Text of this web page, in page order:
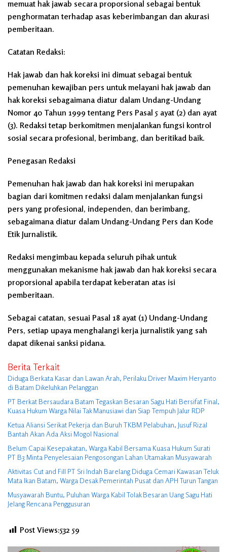
memuat hak jawab secara proporsional sebagai bentuk
penghormatan terhadap asas keberimbangan dan akurasi
pemberitaan.
Catatan Redaksi:
Hak jawab dan hak koreksi ini dimuat sebagai bentuk
pemenuhan kewajiban pers untuk melayani hak jawab dan
hak koreksi sebagaimana diatur dalam Undang-Undang
Nomor 40 Tahun 1999 tentang Pers Pasal 5 ayat (2) dan ayat
(3). Redaksi tetap berkomitmen menjalankan fungsi kontrol
sosial secara profesional, berimbang, dan beritikad baik.
Penegasan Redaksi
Pemenuhan hak jawab dan hak koreksi ini merupakan
bagian dari komitmen redaksi dalam menjalankan fungsi
pers yang profesional, independen, dan berimbang,
sebagaimana diatur dalam Undang-Undang Pers dan Kode
Etik Jurnalistik.
Redaksi mengimbau kepada seluruh pihak untuk
menggunakan mekanisme hak jawab dan hak koreksi secara
proporsional apabila terdapat keberatan atas isi
pemberitaan.
Sebagai catatan, sesuai Pasal 18 ayat (1) Undang-Undang
Pers, setiap upaya menghalangi kerja jurnalistik yang sah
dapat dikenai sanksi pidana.
Berita Terkait
Diduga Berkata Kasar dan Lawan Arah, Perilaku Driver Maxim Heryanto
di Batam Dikeluhkan Pelanggan
PT Berkat Bersaudara Batam Tegaskan Besaran Sagu Hati Bersifat Final,
Kuasa Hukum Warga Nilai Tak Manusiawi dan Siap Tempuh Jalur RDP
Ketua Aliansi Serikat Pekerja dan Buruh TKBM Pelabuhan, Jusuf Rizal
Bantah Akan Ada Aksi Mogol Nasional
Belum Capai Kesepakatan, Warga Kabil Bersama Kuasa Hukum Surati
PT B3 Minta Penyelesaian Pengosongan Lahan Utamakan Musyawarah
Aktivitas Cut and Fill PT Sri Indah Barelang Diduga Cemari Kawasan Teluk
Mata Ikan Batam, Warga Desak Pemerintah Pusat dan APH Turun Tangan
Musyawarah Buntu, Puluhan Warga Kabil Tolak Besaran Uang Sagu Hati
Jelang Rencana Penggusuran
Post Views:532 59